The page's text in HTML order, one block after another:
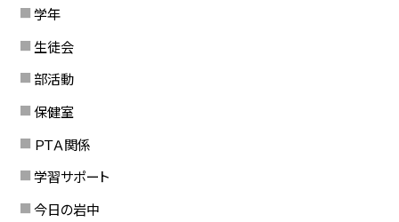
学年
生徒会
部活動
保健室
ＰＴＡ関係
学習サポート
今日の岩中